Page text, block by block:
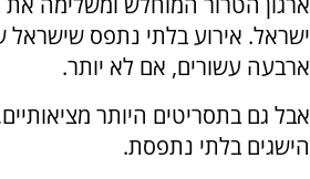
ישראל. אירוע בלתי נתפס שישראל
ארבעה עשורים, אם לא יותר.
אבל גם בתסריטים היותר
הישגים בלתי נתפסת.